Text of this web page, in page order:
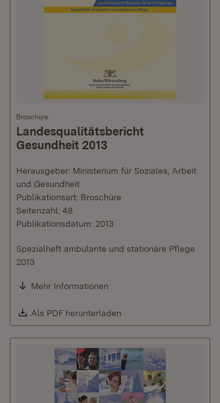
Broschüre
Landesqualitätsbericht
Gesundheit 2013
Herausgeber: Ministerium für Soziales, Arbeit
und Gesundheit
Publikationsart: Broschüre
Seitenzahl: 48
Publikationsdatum: 2013
Spezialheft ambulante und stationäre Pflege
2013
Mehr Informationen
Download:
Als PDF herunterladen